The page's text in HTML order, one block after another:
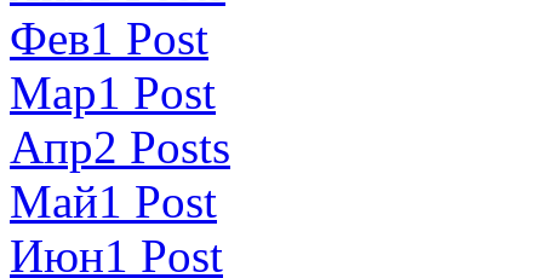
Фев1 Post
Мар1 Post
Апр2 Posts
Май1 Post
Июн1 Post